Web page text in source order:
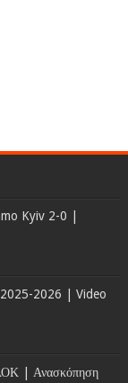
Kyiv 2-0 |
2026 | Video
| Ανασκόπηση